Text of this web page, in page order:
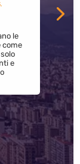
,
le
come
e